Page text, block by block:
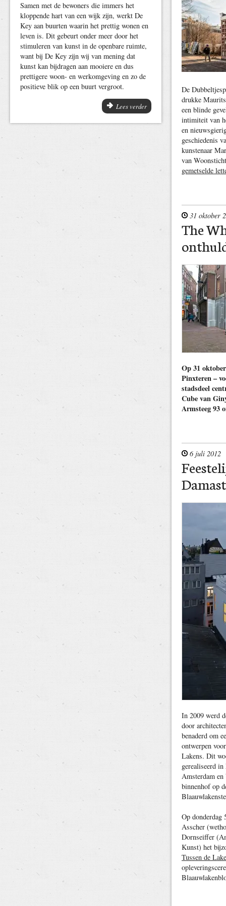
Samen met de bewoners die immers het
kloppende hart van een wijk zijn, werkt De
Key aan buurten waarin het prettig wonen en
leven is. Dit gebeurt onder meer door het
stimuleren van kunst in de openbare ruimte,
want bij De Key zijn wij van mening dat
kunst kan bijdragen aan mooiere en dus
prettigere woon- en werkomgeving en zo de
positieve blik op een buurt vergroot.
Lees verder
De
drukke
een blinde
intimiteit van
en
geschiedenis
kunstenaar
van
gemetselde
31 oktober
The
Op 31
Pinxteren –
stadsdeel
Cube van
Armsteeg 93
6 juli 2012
Damast
In 2009 werd
door
benaderd om
ontwerpen
Lakens. Dit
gerealiseerd
Amsterdam
binnenhof op
Op
Asscher
Dornseiffer
Kunst) het
Tussen de